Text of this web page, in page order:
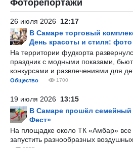
Фоторепортажи
26 июля 2026 12:17
В Самаре торговый
День красоты и стиля: фото
На территории фудкорта
праздник с модными показами,
конкурсами и развлечениями для
Общество 1700
19 июля 2026 13:15
В Самаре прошёл
Фест»
На площадке около ТК «Амбар»
запустить разнообразных